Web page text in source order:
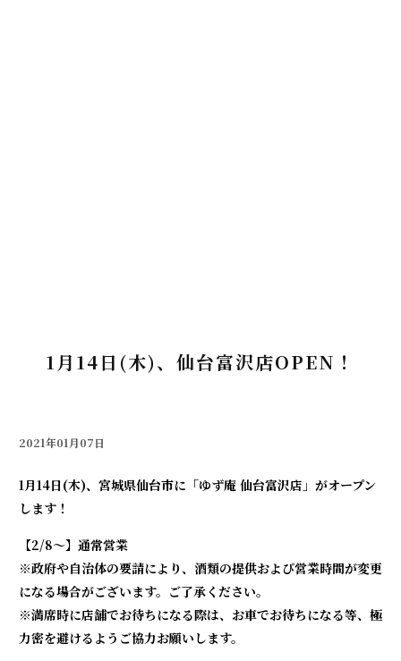
1月14日(木)、仙台富沢店OPEN！
2021年01月07日
1月14日(木)、宮城県仙台市に「ゆず庵 仙台富沢店」がオープン
します！
【2/8～】通常営業
※政府や自治体の要請により、酒類の提供および営業時間が変更
になる場合がございます。ご了承ください。
※満席時に店舗でお待ちになる際は、お車でお待ちになる等、極
力密を避けるようご協力お願いします。